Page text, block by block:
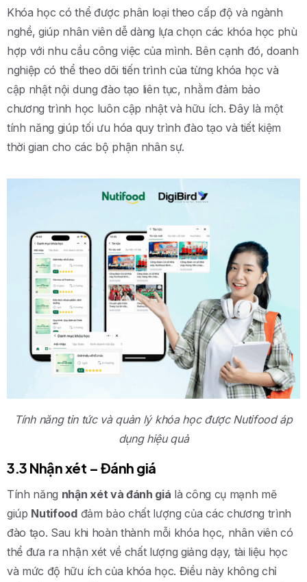
Khóa học có thể được phân loại theo cấp độ và ngành
nghề, giúp nhân viên dễ dàng lựa chọn các khóa học phù
hợp với nhu cầu công việc của mình. Bên cạnh đó, doanh
nghiệp có thể theo dõi tiến trình của từng khóa học và
cập nhật nội dung đào tạo liên tục, nhằm đảm bảo
chương trình học luôn cập nhật và hữu ích. Đây là một
tính năng giúp tối ưu hóa quy trình đào tạo và tiết kiệm
thời gian cho các bộ phận nhân sự.
Tính năng tin tức và quản lý khóa học được Nutifood áp
dụng hiệu quả
3.3 Nhận xét – Đánh giá
Tính năng nhận xét và đánh giá là công cụ mạnh mẽ
giúp Nutifoodđảm bảo chất lượng của các chương trình
đào tạo. Sau khi hoàn thành mỗi khóa học, nhân viên có
thể đưa ra nhận xét về chất lượng giảng dạy, tài liệu học
và mức độ hữu ích của khóa học. Điều này không chỉ